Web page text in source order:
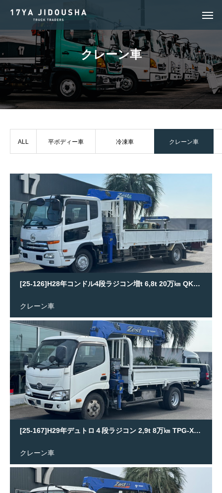
クレーン車
ALL 平ボディー車 冷凍車 クレーン車
[25-126]H28年コンドル4段ラジコン増t 6,8t 20万㎞ QKG-PK39LH
クレーン車
[25-167]H29年デュトロ４段ラジコン 2,9t 8万㎞ TPG-XZU650M
クレーン車